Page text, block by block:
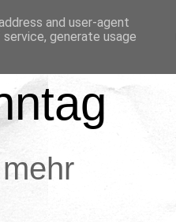
and user-agent
generate usage